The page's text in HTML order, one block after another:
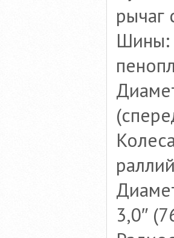
рычаг
Шины:
3,0″